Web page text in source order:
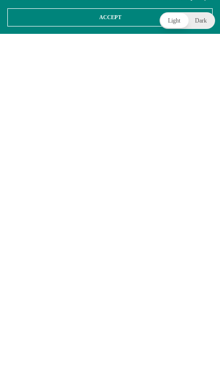
Light Dark
ACCEPT